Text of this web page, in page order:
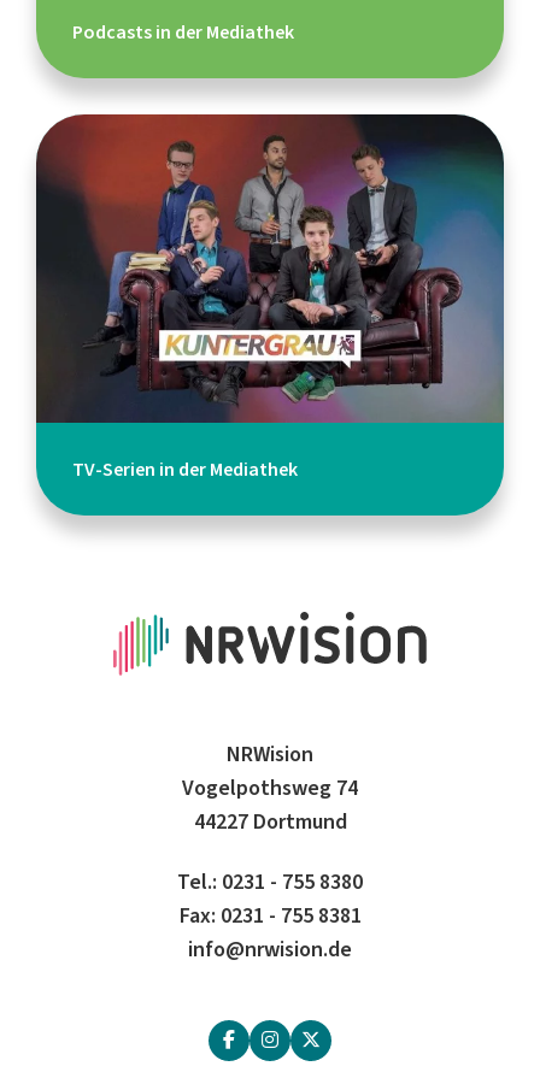
Podcasts in der Mediathek
TV-Serien in der Mediathek
NRWision
Vogelpothsweg 74
44227 Dortmund
Tel.: 0231 - 755 8380
Fax: 0231 - 755 8381
info@nrwision.de